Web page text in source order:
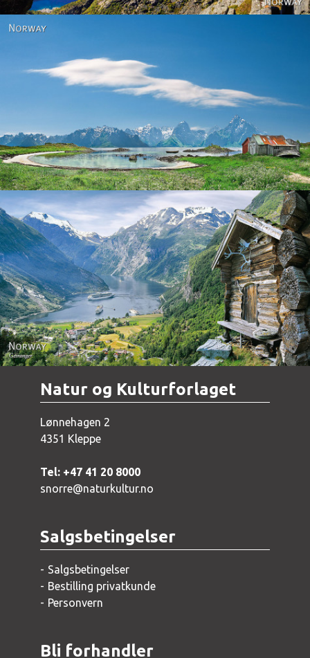
Norway - Geiranger
Natur og Kulturforlaget
Lønnehagen 2
4351 Kleppe
Tel: +47 41 20 8000
snorre@naturkultur.no
Salgsbetingelser
Salgsbetingelser
Bestilling privatkunde
Personvern
Bli forhandler